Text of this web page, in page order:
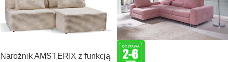
Narożnik AMSTERIX z funkcją